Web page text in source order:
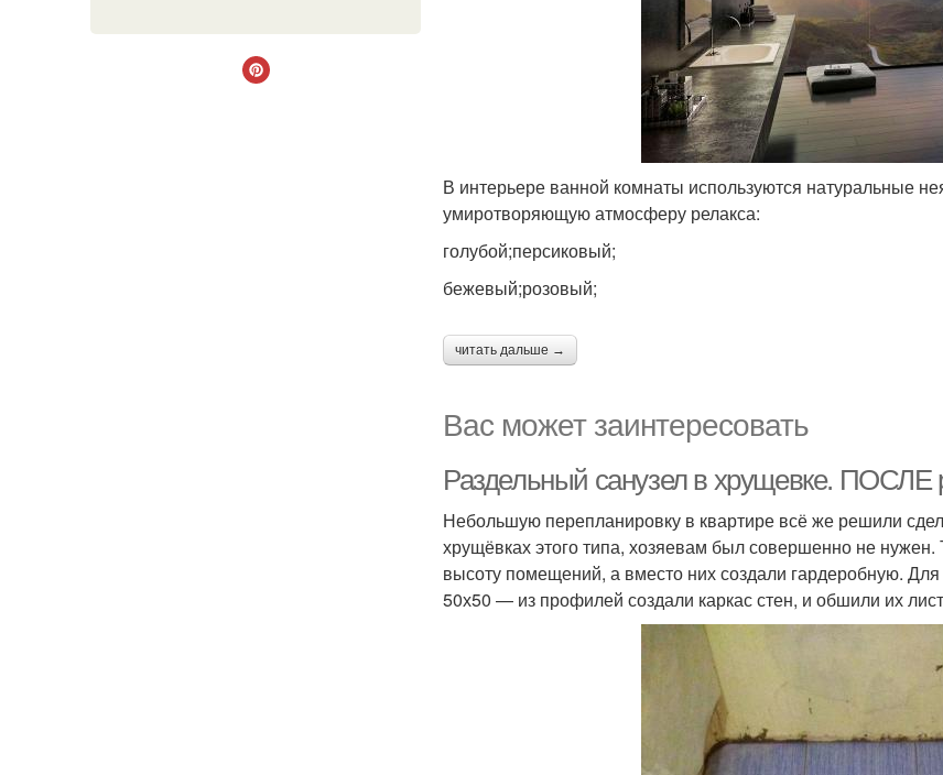
В интерьере ванной комнаты используются натуральные
умиротворяющую атмосферу релакса:
голубой;персиковый;
бежевый;розовый;
читать дальше →
Вас может заинтересовать
Раздельный санузел в хрущевке. ПОСЛЕ
Небольшую перепланировку в квартире всё же решили
хрущёвках этого типа, хозяевам был совершенно не
высоту помещений, а вместо них создали гардеробную.
50х50 — из профилей создали каркас стен, и обшили их